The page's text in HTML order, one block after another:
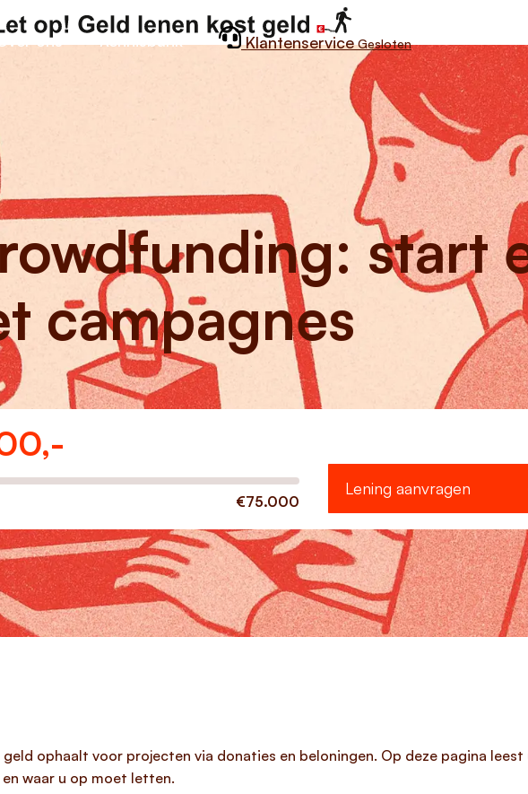
ons Kennisbank Klantenservice Gesloten
start
campagnes
wilt u lenen?
€75.000
Lening aanvragen
ophaalt voor projecten via donaties en beloningen. Op deze pagina leest
waar u op moet letten.